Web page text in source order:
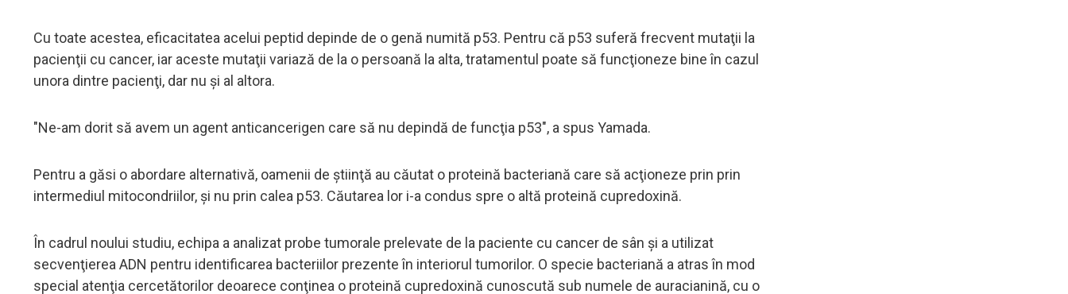
Cu toate acestea, eficacitatea acelui peptid depinde de o genă numită p53. Pentru că p53 suferă frecvent mutaţii la
pacienţii cu cancer, iar aceste mutaţii variază de la o persoană la alta, tratamentul poate să funcţioneze bine în cazul
unora dintre pacienţi, dar nu şi al altora.
"Ne-am dorit să avem un agent anticancerigen care să nu depindă de funcţia p53", a spus Yamada.
Pentru a găsi o abordare alternativă, oamenii de ştiinţă au căutat o proteină bacteriană care să acţioneze prin prin
intermediul mitocondriilor, şi nu prin calea p53. Căutarea lor i-a condus spre o altă proteină cupredoxină.
În cadrul noului studiu, echipa a analizat probe tumorale prelevate de la paciente cu cancer de sân şi a utilizat
secvenţierea ADN pentru identificarea bacteriilor prezente în interiorul tumorilor. O specie bacteriană a atras în mod
special atenţia cercetătorilor deoarece conţinea o proteină cupredoxină cunoscută sub numele de auracianină, cu o